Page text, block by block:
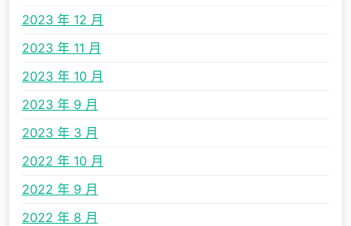
2023 年 12 月
2023 年 11 月
2023 年 10 月
2023 年 9 月
2023 年 3 月
2022 年 10 月
2022 年 9 月
2022 年 8 月